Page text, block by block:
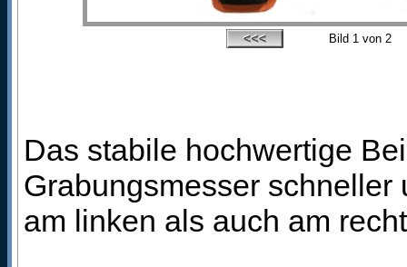
Bild 1von 2
Das stabile hochwertige
Grabungsmesser
am linken als auch am